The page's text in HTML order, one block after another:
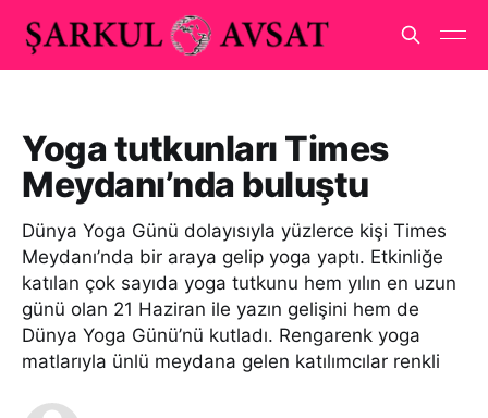
Yoga tutkunları Times
Meydanı’nda buluştu
Dünya Yoga Günü dolayısıyla yüzlerce kişi Times
Meydanı’nda bir araya gelip yoga yaptı. Etkinliğe
katılan çok sayıda yoga tutkunu hem yılın en uzun
günü olan 21 Haziran ile yazın gelişini hem de
Dünya Yoga Günü’nü kutladı. Rengarenk yoga
matlarıyla ünlü meydana gelen katılımcılar renkli